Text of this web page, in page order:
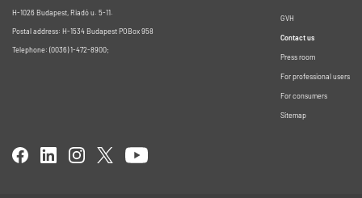
H-1026 Budapest, Riadó u. 5-11.
Postal address: H-1534 Budapest POBox 958
Telephone: (0036) 1-472-8900;
GVH
Contact us
Press room
For professional users
For consumers
Sitemap